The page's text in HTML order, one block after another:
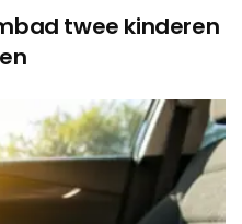
twee kinderen